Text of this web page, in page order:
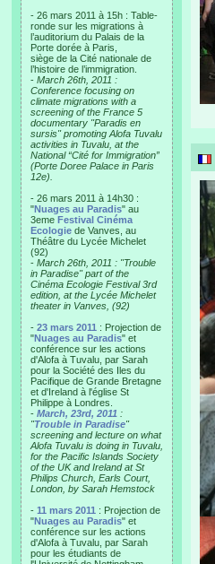
- 26 mars 2011 à 15h : Table-
ronde sur les migrations à
l’auditorium du Palais de la
Porte dorée à Paris,
siège de la Cité nationale de
l’histoire de l’immigration.
- March 26th, 2011 :
Conference focusing on
climate migrations with a
screening of the France 5
documentary "Paradis en
sursis" promoting Alofa Tuvalu
activities in Tuvalu, at the
National “Cité for Immigration”
(Porte Doree Palace in Paris
12e).
- 26 mars 2011 à 14h30 :
"Nuages au Paradis" au
3eme Festival Cinéma
Ecologie de Vanves, au
Théâtre du Lycée Michelet
(92)
- March 26th, 2011 : "Trouble
in Paradise" part of the
Cinéma Ecologie Festival 3rd
edition, at the Lycée Michelet
theater in Vanves, (92)
- 23 mars 2011 : Projection de
"Nuages au Paradis" et
conférence sur les actions
d'Alofa à Tuvalu, par Sarah
pour la Société des Iles du
Pacifique de Grande Bretagne
et d'Ireland à l'église St
Philippe à Londres.
- March, 23rd, 2011 :
"Trouble in Paradise"
screening and lecture on what
Alofa Tuvalu is doing in Tuvalu,
for the Pacific Islands Society
of the UK and Ireland at St
Philips Church, Earls Court,
London, by Sarah Hemstock
- 11 mars 2011 : Projection de
"Nuages au Paradis" et
conférence sur les actions
d'Alofa à Tuvalu, par Sarah
pour les étudiants de